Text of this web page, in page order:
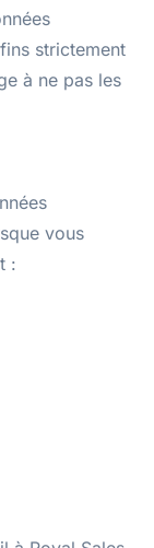
strictement
à ne pas les
vous
: